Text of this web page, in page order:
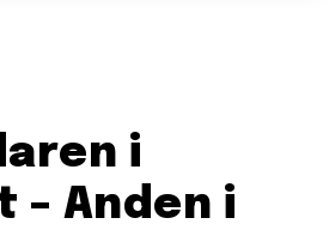
i
– Anden i